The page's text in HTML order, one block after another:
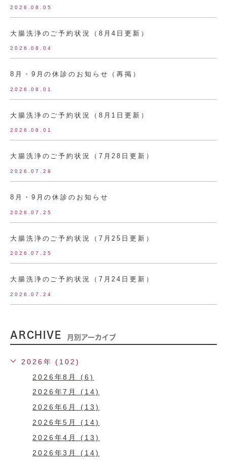
2026.08.05
大腸洗浄のご予約状況（8月4日更新）
2026.08.04
8月・9月の休診のお知らせ（再掲）
2026.08.01
大腸洗浄のご予約状況（8月1日更新）
2026.08.01
大腸洗浄のご予約状況（7月28日更新）
2026.07.28
8月・9月の休診のお知らせ
2026.07.25
大腸洗浄のご予約状況（7月25日更新）
2026.07.25
大腸洗浄のご予約状況（7月24日更新）
2026.07.24
ARCHIVE 月別アーカイブ
2026年 (102)
2026年8月 (6)
2026年7月 (14)
2026年6月 (13)
2026年5月 (14)
2026年4月 (13)
2026年3月 (14)